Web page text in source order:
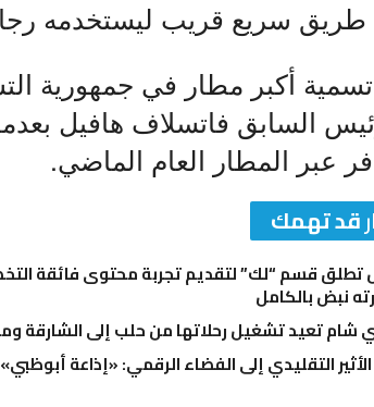
سريع قريب ليستخدمه رجال
أكبر مطار في جمهورية
عبر المطار العام الماضي.
قد تهمك
تطلق قسم “لك” لتقديم تجربة محتوى فائقة
نبض بالكامل
شام تعيد تشغيل رحلاتها من حلب إلى الشارقة
التقليدي إلى الفضاء الرقمي: «إذاعة أبوظبي»